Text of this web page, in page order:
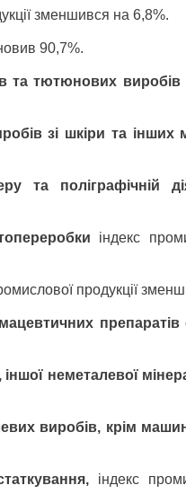
зменшився на 6,8%.
90,7%.
та тютюнових виробів
зі шкіри та інших
та поліграфічній
індекс
продукції
препаратів
неметалевої
виробів, крім
індекс